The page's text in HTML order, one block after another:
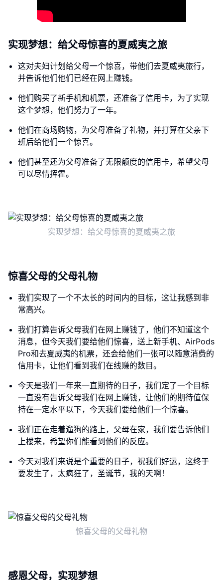
实现梦想：给父母惊喜的夏威夷之旅
这对夫妇计划给父母一个惊喜，带他们去夏威夷旅行，
并告诉他们他们已经在网上赚钱。
他们购买了新手机和机票，还准备了信用卡，为了实现
这个梦想，他们努力了一年。
他们在商场购物，为父母准备了礼物，并打算在父亲下
班后给他们一个惊喜。
他们甚至还为父母准备了无限额度的信用卡，希望父母
可以尽情挥霍。
实现梦想：给父母惊喜的夏威夷之旅
惊喜父母的父母礼物
我们实现了一个不太长的时间内的目标，这让我感到非
常高兴。
我们打算告诉父母我们在网上赚钱了，他们不知道这个
消息，但今天我们要给他们惊喜，送上新手机、AirPods
Pro和去夏威夷的机票，还会给他们一张可以随意消费的
信用卡，让他们看到我们在线赚的数目。
今天是我们一年来一直期待的日子，我们定了一个目标
一直没有告诉父母我们在网上赚钱，让他们的期待值保
持在一定水平以下，今天我们要给他们一个惊喜。
我们正在走着遛狗的路上，父母在家，我们要告诉他们
上楼来，希望你们能看到他们的反应。
今天对我们来说是个重要的日子，祝我们好运，这终于
要发生了，太疯狂了，圣诞节，我的天啊！
惊喜父母的父母礼物
感恩父母，实现梦想